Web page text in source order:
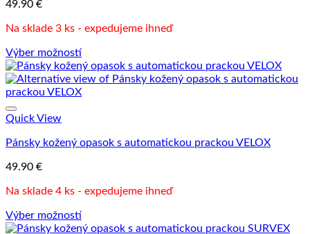
49.90 €
Na sklade 3 ks - expedujeme ihneď
Výber možností
Tento
produkt
má
viacero
variantov.
si
vybrať
stránke
produktu.
Quick View
Pánsky kožený opasok s automatickou prackou VELOX
49.90 €
Na sklade 4 ks - expedujeme ihneď
Výber možností
Tento